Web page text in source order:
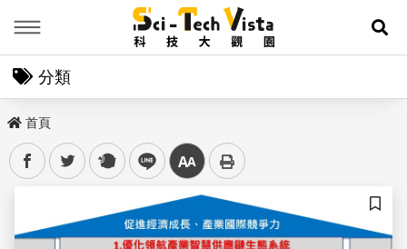
展
分類
首頁
facebooktwitter plurk line 中
儲存